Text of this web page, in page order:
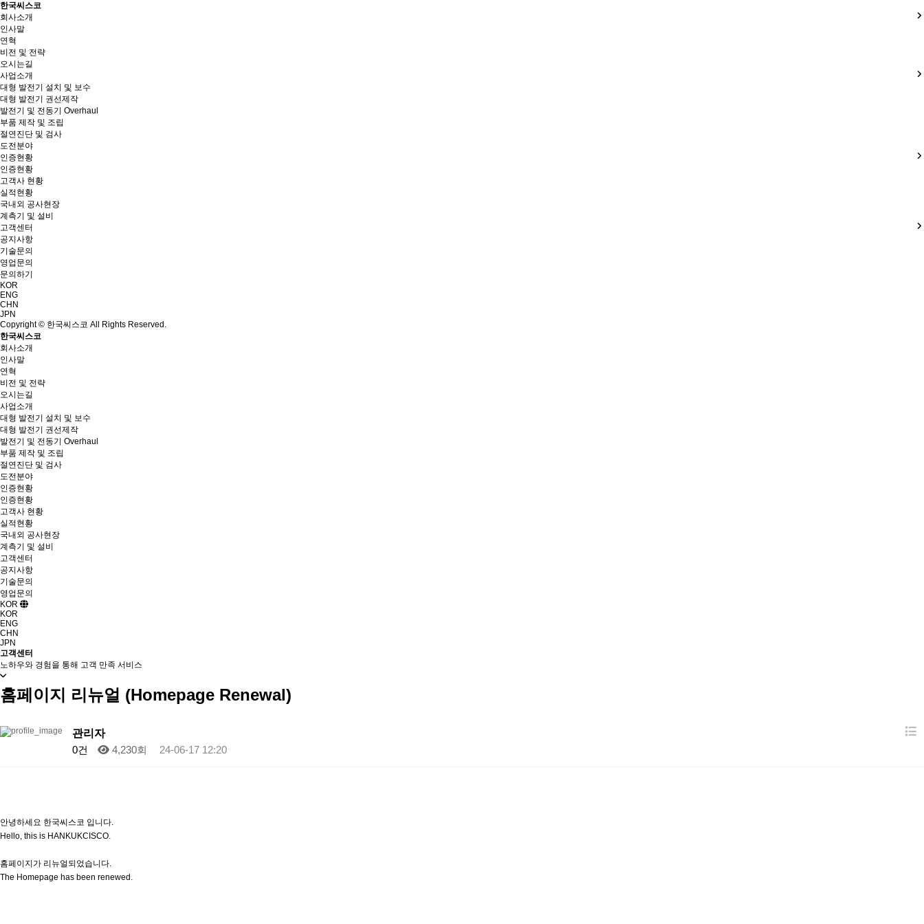
한국씨스코
회사소개
인사말
연혁
비전 및 전략
오시는길
사업소개
대형 발전기 설치 및 보수
대형 발전기 권선제작
발전기 및 전동기 Overhaul
부품 제작 및 조립
절연진단 및 검사
도전분야
인증현황
인증현황
고객사 현황
실적현황
국내외 공사현장
계측기 및 설비
고객센터
공지사항
기술문의
영업문의
문의하기
KOR
ENG
CHN
JPN
Copyright © 한국씨스코 All Rights Reserved.
한국씨스코
회사소개
인사말
연혁
비전 및 전략
오시는길
사업소개
대형 발전기 설치 및 보수
대형 발전기 권선제작
발전기 및 전동기 Overhaul
부품 제작 및 조립
절연진단 및 검사
도전분야
인증현황
인증현황
고객사 현황
실적현황
국내외 공사현장
계측기 및 설비
고객센터
공지사항
기술문의
영업문의
KOR
KOR
ENG
CHN
JPN
고객센터
노하우와 경험을 통해 고객 만족 서비스
홈페이지 리뉴얼 (Homepage Renewal)
관리자
0건
4,230회
24-06-17 12:20
안녕하세요 한국씨스코 입니다.
Hello, this is HANKUKCISCO.
홈페이지가 리뉴얼되었습니다.
The Homepage has been renewed.